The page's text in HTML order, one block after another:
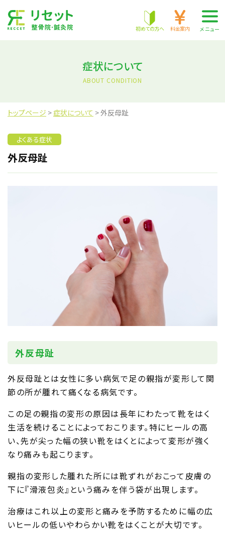
株式会社 RECCET
初めての方へ 料金案内 メニュー
症状について
ABOUT CONDITION
トップページ >症状について >外反母趾
よくある症状
外反母趾
外反母趾
外反母趾とは女性に多い病気で足の親指が変形して関
節の所が腫れて痛くなる病気です。
この足の親指の変形の原因は長年にわたって靴をはく
生活を続けることによっておこります。特にヒールの高
い、先が尖った幅の狭い靴をはくとによって変形が強く
なり痛みも起こります。
親指の変形した腫れた所には靴ずれがおこって皮膚の
下に『滑液包炎』という痛みを伴う袋が出現します。
治療はこれ以上の変形と痛みを予防するために幅の広
いヒールの低いやわらかい靴をはくことが大切です。